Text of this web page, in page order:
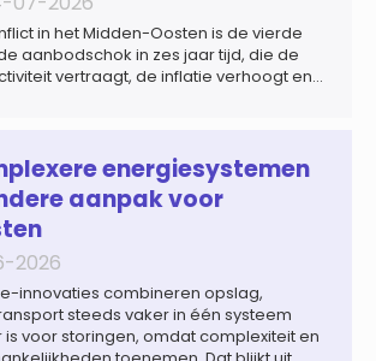
in het Midden-Oosten is de vierde
aanbodschok in zes jaar tijd, die de
vertraagt, de inflatie verhoogt en
verwachting afnemen tot 1,3% in reële
energiesystemen
aanpak voor
2026
innovaties combineren opslag,
steeds vaker in één systeem
voor storingen, omdat complexiteit en